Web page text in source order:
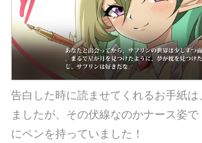
告白した時に読ませてくれるお手紙は
ましたが、その伏線なのかナース姿で
にペンを持っていました！